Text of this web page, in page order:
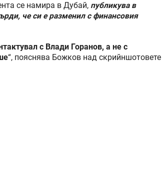
се намира в Дубай, публикува в
че си е разменил с финансовия
с Влади Горанов, а не с
“, пояснява Божков над скрийншотовете